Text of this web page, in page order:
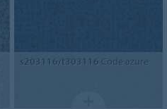
s203116/t303116 Code azure